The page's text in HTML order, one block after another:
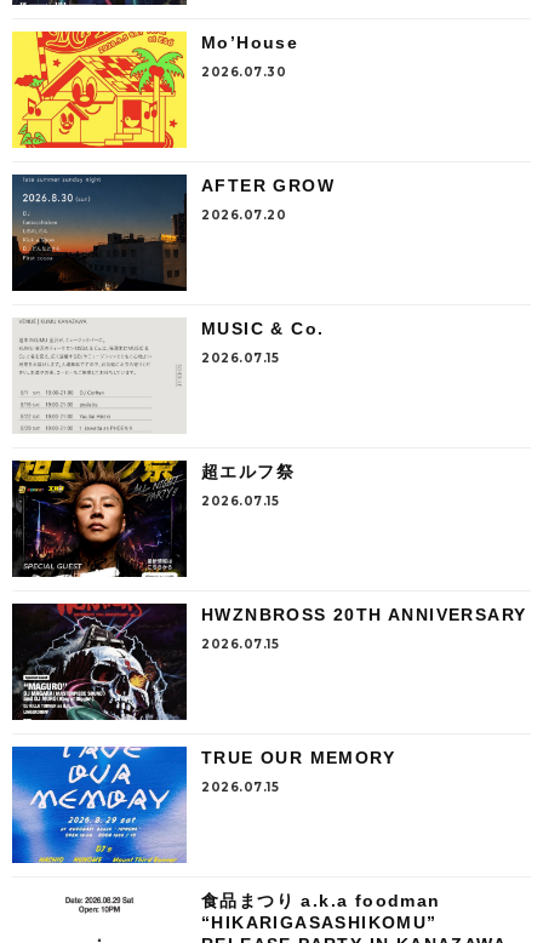
Mo’House
2026.07.30
AFTER GROW
2026.07.20
MUSIC & Co.
2026.07.15
超エルフ祭
2026.07.15
HWZNBROSS 20TH ANNIVERSARY
2026.07.15
TRUE OUR MEMORY
2026.07.15
食品まつり a.k.a foodman
“HIKARIGASASHIKOMU”